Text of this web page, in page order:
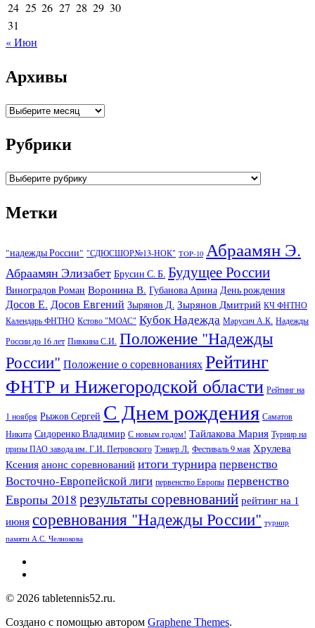
24 25 26 27 28 29 30
31
« Июн
Архивы
Архивы
Рубрики
Рубрики
Метки
"надежды России" "СДЮСШОР№13-НОК" TOP-10 Абраамян Э.
Абраамян Элизабет Брусин С. Б. Будущее России
Виноградов Роман Воронина В. Губанова Арина День рождения
Досов Е. Досов Евгений Зырянов Д. Зырянов Дмитрий КЧ ФНТНО
Календарь ФНТНО Кстово "МОАС" Кубок Надежда Марусич А.К. Надежды
России до 16 лет Пивкина С.И. Положение "Надежды
России" Положение о соревнованияхРейтинг
ФНТР и Нижегородской области Рейтинг на
1 ноября Рыжов Сергей С Днем рождения Саматов
Никита Сидоренко Владимир С новым годом! Тайлакова Мария Турнир на
призы ПАО завода им. Г.И. Петровского Тэнцер Л. Фестиваль 9 мая Хрулева
Ксения анонс соревнований итоги турнирапервенство
Восточно-Европейской лиги первенство Европы первенство
Европы 2018 результаты соревнований рейтинг на 1
июня соревнования "Надежды России" турнир
памяти А.С. Челнокова
© 2026 tabletennis52.ru.
Создано с помощью автором Graphene Themes.